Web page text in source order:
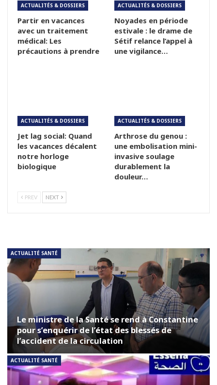
ACTUALITÉS & DOSSIERS
Partir en vacances
avec un traitement
médical: Les
précautions à prendre
ACTUALITÉS & DOSSIERS
Noyades en période
estivale : le drame de
Sétif relance l’appel à
une vigilance…
ACTUALITÉS & DOSSIERS
Jet lag social: Quand
les vacances décalent
notre horloge
biologique
ACTUALITÉS & DOSSIERS
Arthrose du genou :
une embolisation mini-
invasive soulage
durablement la
douleur…
PREV NEXT
ACTUALITÉ SANTÉ
Le ministre de la Santé se rend à Constantine
pour s’enquérir de l’état des blessés de
l’accident de la circulation
ACTUALITÉ SANTÉ